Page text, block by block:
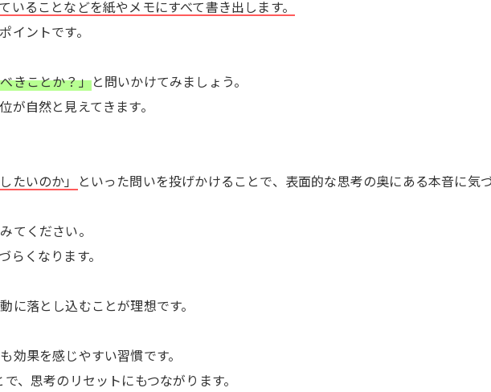
ることなどを紙やメモにすべて書き出します。
イントです。
きことか？」と問いかけてみましょう。
自然と見えてきます。
たいのか」 といった問いを投げかけることで、表面的な思考の奥にある本音に気
てください。
くなります。
に落とし込むことが理想です。
効果を感じやすい習慣です。
、思考のリセットにもつながります。